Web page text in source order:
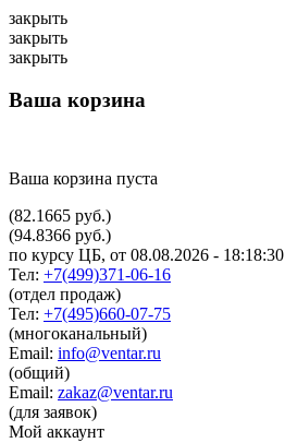
закрыть
закрыть
закрыть
Ваша корзина
Ваша корзина пуста
(82.1665 руб.)
(94.8366 руб.)
по курсу ЦБ, от 08.08.2026 - 18:18:30
Тел: +7(499)371-06-16
(отдел продаж)
Тел: +7(495)660-07-75
(многоканальный)
Email: info@ventar.ru
(общий)
Email: zakaz@ventar.ru
(для заявок)
Мой аккаунт